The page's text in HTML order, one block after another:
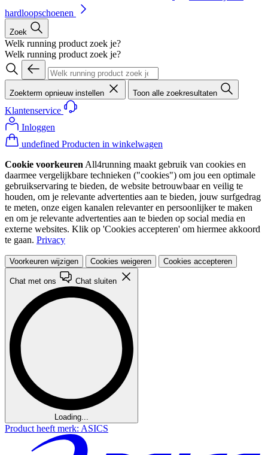
hardloopschoenen
Zoek
Welk running product zoek je?
Welk running product zoek je?
Zoekterm opnieuw instellen Toon alle zoekresultaten
Klantenservice
Inloggen
undefined Producten in winkelwagen
Cookie voorkeuren All4running maakt gebruik van cookies en
daarmee vergelijkbare technieken ("cookies") om jou een optimale
gebruikservaring te bieden, de website betrouwbaar en veilig te
houden, om je relevante advertenties aan te bieden, jouw surfgedrag
te meten, onze eigen kanalen relevanter en persoonlijker te maken
en om je relevante advertenties aan te bieden op social media en
externe websites. Klik op 'Cookies accepteren' om hiermee akkoord
te gaan. Privacy
Voorkeuren wijzigen Cookies weigeren Cookies accepteren
Chat met ons Chat sluiten
Loading...
Product heeft merk: ASICS